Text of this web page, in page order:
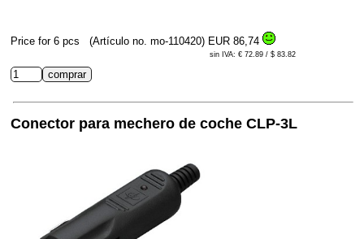
Price for 6 pcs (Artículo no. mo-110420) EUR 86,74
sin IVA: € 72.89 / $ 83.82
Conector para mechero de coche CLP-3L